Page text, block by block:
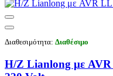
Διαθεσιμότητα: Διαθέσιμο
Η/Ζ Lianlong με AVR